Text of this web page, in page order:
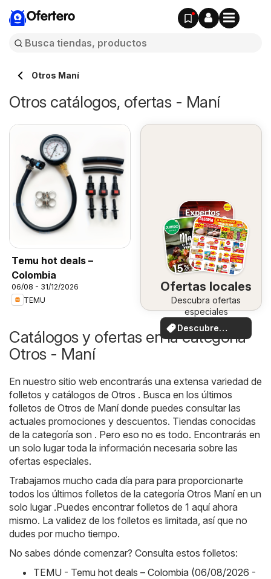
Ofertero
Otros Maní
Otros catálogos, ofertas - Maní
Temu hot deals –
Colombia
06/08 - 31/12/2026
TEMU
Ofertas locales
Descubra ofertas
especiales
Descubre
ofertas
Catálogos y ofertas en la categoría
Otros - Maní
En nuestro sitio web encontrarás una extensa variedad de
folletos y catálogos de Otros . Busca en los últimos
folletos de Otros de Maní donde puedes consultar las
actuales promociones y descuentos. Tiendas conocidas
de la categoría son . Pero eso no es todo. Encontrarás en
un solo lugar toda la información necesaria sobre las
ofertas especiales.
Trabajamos mucho cada día para para proporcionarte
todos los últimos folletos de la categoría Otros Maní en un
solo lugar .Puedes encontrar folletos de 1 aquí ahora
mismo. La validez de los folletos es limitada, así que no
dudes por mucho tiempo.
No sabes dónde comenzar? Consulta estos folletos:
TEMU - Temu hot deals – Colombia (06/08/2026 -